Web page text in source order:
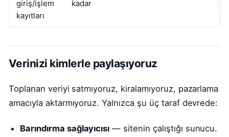
giriş/işlem
kayıtları
kadar
Verinizi kimlerle paylaşıyoruz
Toplanan veriyi satmıyoruz, kiralamıyoruz, pazarlama
amacıyla aktarmıyoruz. Yalnızca şu üç taraf devrede:
Barındırma sağlayıcısı — sitenin çalıştığı sunucu.